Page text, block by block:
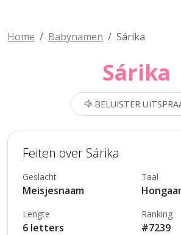
Home Babynamen Sárika
Sárika
BELUISTER
Feiten over Sárika
Geslacht
Meisjesnaam
Taal
Lengte
6 letters
Ranking
#7239